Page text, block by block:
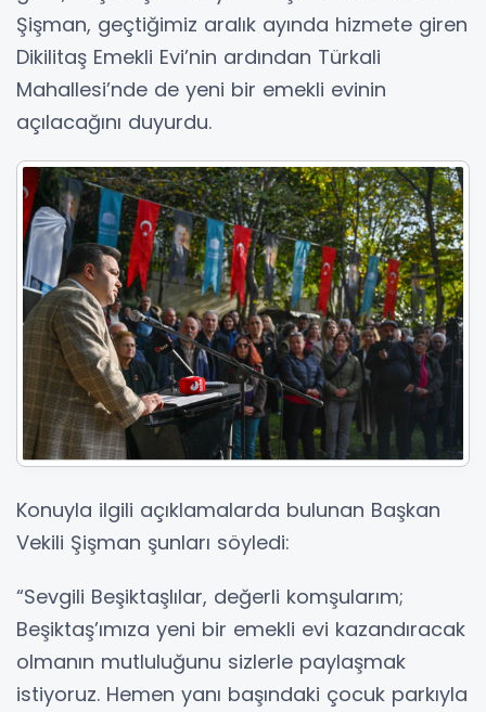
Şişman, geçtiğimiz aralık ayında hizmete giren
Dikilitaş Emekli Evi’nin ardından Türkali
Mahallesi’nde de yeni bir emekli evinin
açılacağını duyurdu.
Konuyla ilgili açıklamalarda bulunan Başkan
Vekili Şişman şunları söyledi:
“Sevgili Beşiktaşlılar, değerli komşularım;
Beşiktaş’ımıza yeni bir emekli evi kazandıracak
olmanın mutluluğunu sizlerle paylaşmak
istiyoruz. Hemen yanı başındaki çocuk parkıyla